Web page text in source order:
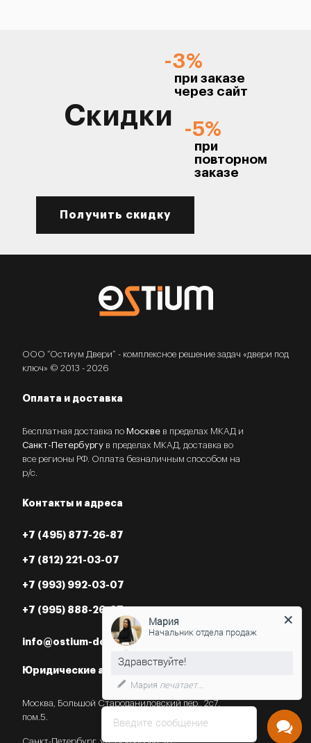
Скидки
-3%
при заказе
через сайт
-5%
при
повторном
заказе
Получить скидку
ООО “Остиум Двери” - комплексное решение задач «двери под
ключ» © 2013 - 2026
Оплата и доставка
Бесплатная доставка по Москве в пределах МКАД и
Санкт-Петербургу в пределах МКАД, доставка во
все регионы РФ. Оплата безналичным способом на
р/с.
Контакты и адреса
+7 (495) 877-26-87
+7 (812) 221-03-07
+7 (993) 992-03-07
+7 (995) 888-26-87
info@ostium-doors.ru
Юридические адреса в РФ
Москва, Большой Староданиловский пер., 2с7,
пом.5.
Введите сообщение
Мария
Начальник отдела продаж
Мария печатает...